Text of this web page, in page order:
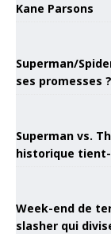
Kane Parsons
Superman/
ses promesses ?
Superman vs.
historique tient-
Week-end de
slasher qui